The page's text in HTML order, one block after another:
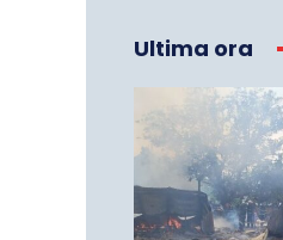
Ultima ora